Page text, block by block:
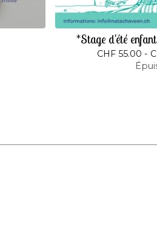
*Stage d'été
CHF55.00 -